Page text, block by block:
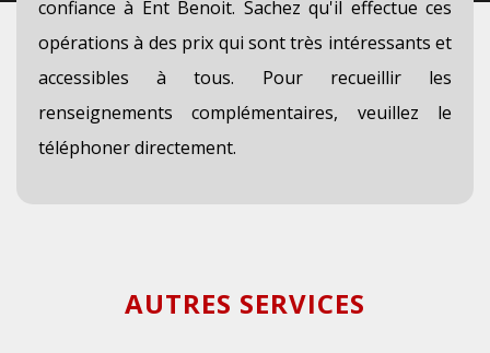
confiance à Ent Benoit. Sachez qu'il effectue ces
opérations à des prix qui sont très intéressants et
accessibles à tous. Pour recueillir les
renseignements complémentaires, veuillez le
téléphoner directement.
AUTRES SERVICES